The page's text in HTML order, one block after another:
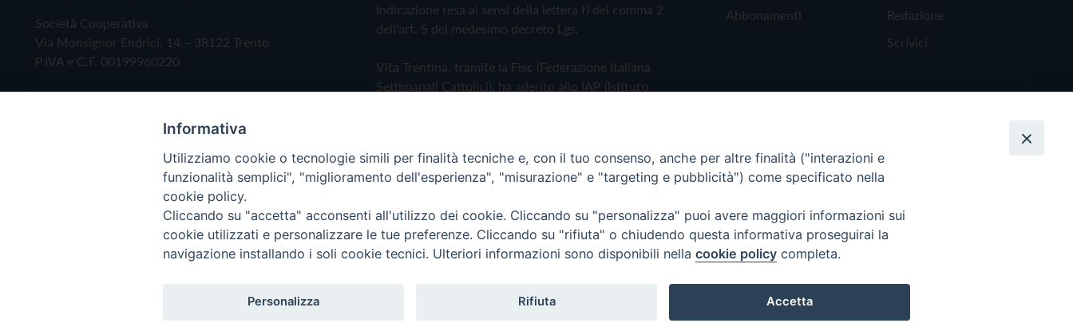
Società Cooperativa
Via Monsignor Endrici, 14 – 38122 Trento
P.IVA e C.F. 00199960220
Indicazione resa ai sensi della lettera f) del comma 2
dell'art. 5 del medesimo decreto Lgs.
Vita Trentina, tramite la Fisc (Federazione Italiana
Settimanali Cattolici), ha aderito allo IAP (Istituto
Privacy Policy Cookie Policy
Abbonamenti
Redazione
Scrivici
Copyright © 2019 - Tutti i diritti riservati - Vita Trentina Editrice
Informativa
Utilizziamo cookie o tecnologie simili per finalità tecniche e, con il tuo consenso, anche per altre finalità ("interazioni e
funzionalità semplici", "miglioramento dell'esperienza", "misurazione" e "targeting e pubblicità") come specificato nella
cookie policy.
Cliccando su "accetta" acconsenti all'utilizzo dei cookie. Cliccando su "personalizza" puoi avere maggiori informazioni sui
cookie utilizzati e personalizzare le tue preferenze. Cliccando su "rifiuta" o chiudendo questa informativa proseguirai la
navigazione installando i soli cookie tecnici. Ulteriori informazioni sono disponibili nella cookie policy completa.
Personalizza Rifiuta Accetta